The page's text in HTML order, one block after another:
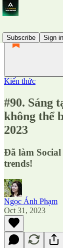
Subscribe
Sign in
Kiến thức
#90. Sáng
không thể
2023
Đã làm
trends!
Ngọc Ánh Phạm
Oct 31, 2023